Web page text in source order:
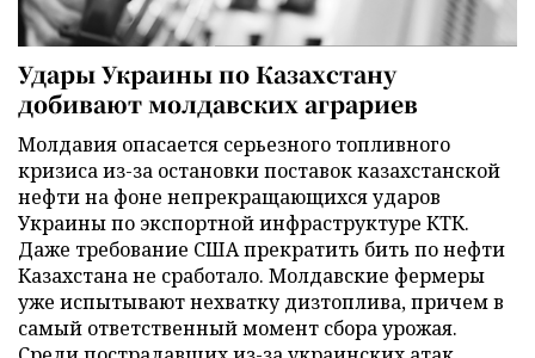
Удары Украины по Казахстану
добивают молдавских аграриев
Молдавия опасается серьезного топливного
кризиса из-за остановки поставок казахстанской
нефти на фоне непрекращающихся ударов
Украины по экспортной инфраструктуре КТК.
Даже требование США прекратить бить по нефти
Казахстана не сработало. Молдавские фермеры
уже испытывают нехватку дизтоплива, причем в
самый ответственный момент сбора урожая.